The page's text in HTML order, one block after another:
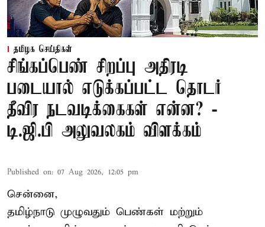
தமிழக செய்திகள்
சிங்கப்பெண் சிறப்பு அதிரடி
படையால் எடுக்கப்பட்ட தொடர்
தீவிர நடவடிக்கைகள் என்ன? -
டி.ஜி.பி அலுவலகம் விளக்கம்
Published on: 07 Aug 2026, 12:05 pm
சென்னை,
தமிழ்நாடு முழுவதும் பெண்கள் மற்றும்